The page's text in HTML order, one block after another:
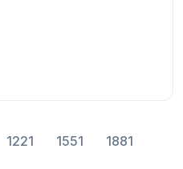
1221 1551 1881